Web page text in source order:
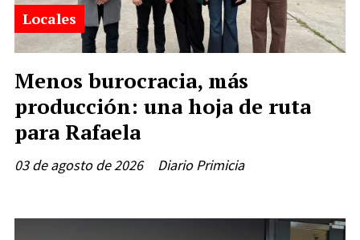
Menos burocracia, más
producción: una hoja de ruta
para Rafaela
Diario Primicia
Locales
03 de agosto de 2026